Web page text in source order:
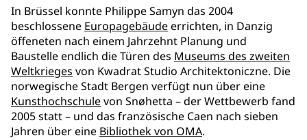
In Brüssel konnte Philippe Samyn das 2004
beschlossene Europagebäudeerrichten, in Danzig
öffeneten nach einem Jahrzehnt Planung und
Baustelle endlich die Türen des Museums des zweiten
Weltkrieges von Kwadrat Studio Architektoniczne. Die
norwegische Stadt Bergen verfügt nun über eine
Kunsthochschulevon Snøhetta – der Wettbewerb fand
2005 statt – und das französische Caen nach sieben
Jahren über eine Bibliothek von OMA.